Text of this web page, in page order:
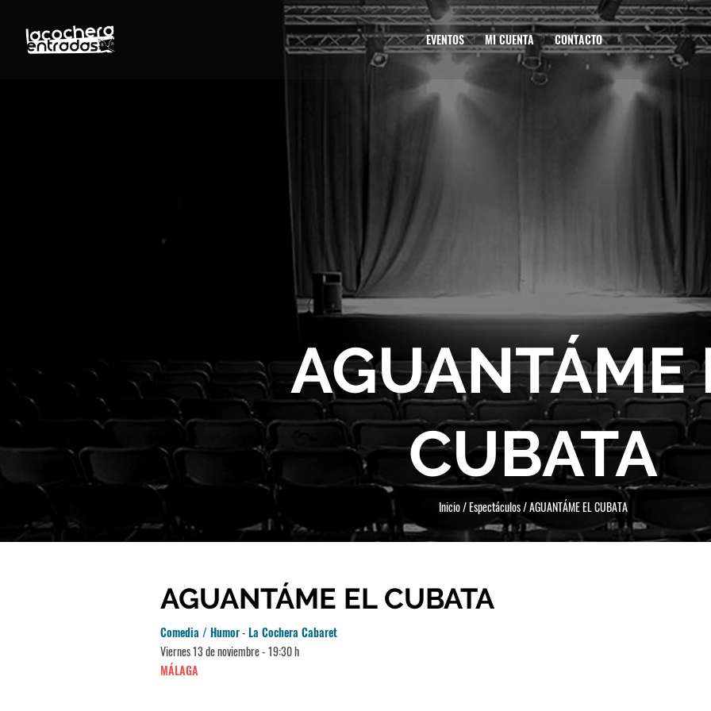
EVENTOS MI CUENTA CONTACTO
AGUANTÁME
CUBATA
Inicio/Espectáculos/AGUANTÁME EL CUBATA
AGUANTÁME EL CUBATA
Comedia / Humor-La Cochera Cabaret
Viernes 13 de noviembre - 19:30 h
MÁLAGA